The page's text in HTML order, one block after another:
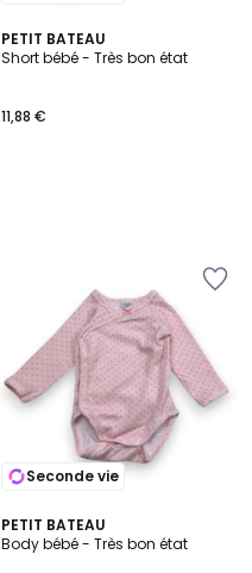
PETIT BATEAU
Short bébé - Très bon état
11,88 €
Seconde vie
PETIT BATEAU
Body bébé - Très bon état